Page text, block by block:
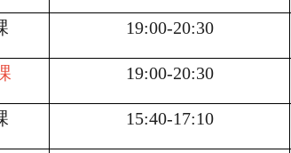
19:00-20:30
19:00-20:30
15:40-17:10